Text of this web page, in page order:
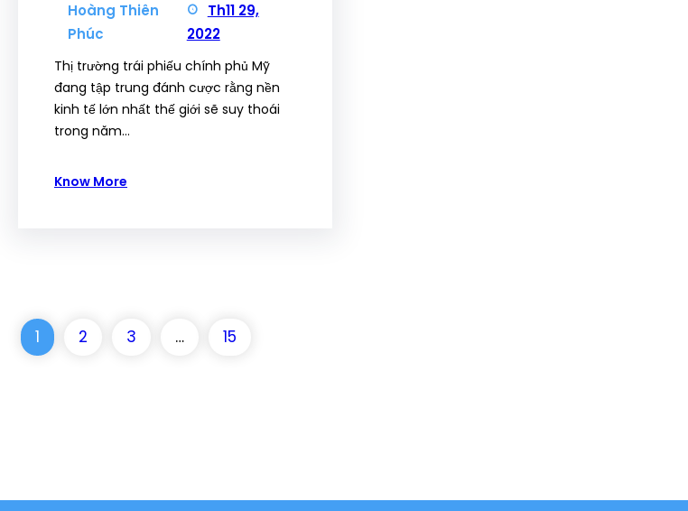
Hoàng Thiên
Phúc
Th11 29,
2022
Thị trường trái phiếu chính phủ Mỹ
đang tập trung đánh cược rằng nền
kinh tế lớn nhất thế giới sẽ suy thoái
trong năm…
Know More
1 2 3 … 15